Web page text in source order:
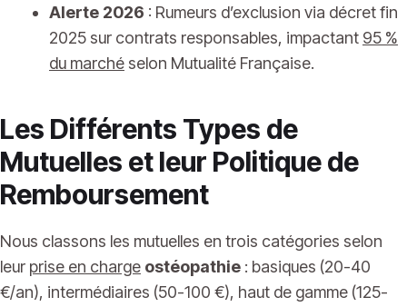
Alerte 2026 : Rumeurs d’exclusion via décret fin
2025 sur contrats responsables, impactant 95 %
du marché selon Mutualité Française.
Les Différents Types de
Mutuelles et leur Politique de
Remboursement
Nous classons les mutuelles en trois catégories selon
leur prise en charge ostéopathie : basiques (20-40
€/an), intermédiaires (50-100 €), haut de gamme (125-